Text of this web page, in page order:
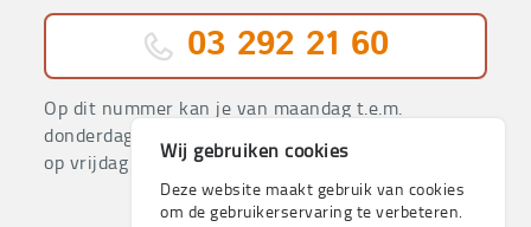
03 292 21 60
Op dit nummer kan je van maandag t.e.m.
donderdag terecht tussen 7.45 uur en 16.30 uur,
op vrijdag tot 12.30 uur.Wij gebruiken cookies
Deze website maakt gebruik van cookies
om de gebruikerservaring te verbeteren.